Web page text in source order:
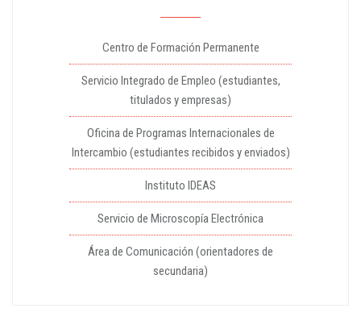
Centro de Formación Permanente
Servicio Integrado de Empleo (estudiantes,
titulados y empresas)
Oficina de Programas Internacionales de
Intercambio (estudiantes recibidos y enviados)
Instituto IDEAS
Servicio de Microscopía Electrónica
Área de Comunicación (orientadores de
secundaria)